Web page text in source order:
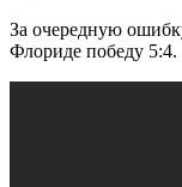
За очередную
Флориде победу 5:4.